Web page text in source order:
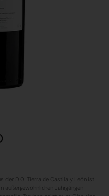
der D.O. Tierra de Castilla y León ist
außergewöhnlichen Jahrgängen